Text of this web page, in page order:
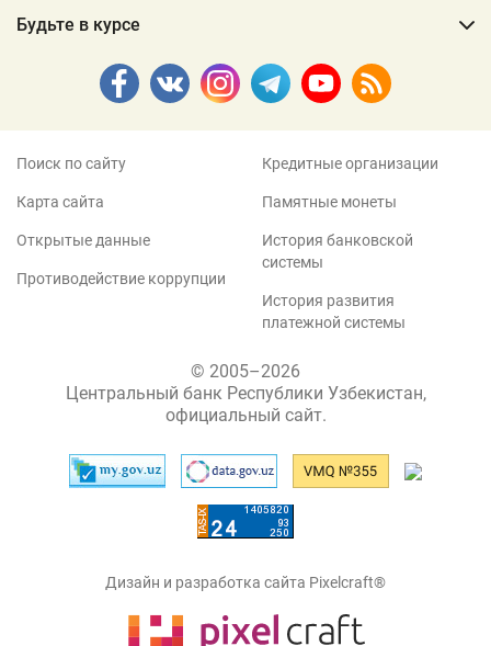
Будьте в курсе
Поиск по сайту
Карта сайта
Открытые данные
Противодействие коррупции
Кредитные организации
Памятные монеты
История банковской
системы
История развития
платежной системы
© 2005–2026
Центральный банк Республики Узбекистан,
официальный сайт.
Дизайн и разработка сайта Pixelcraft®